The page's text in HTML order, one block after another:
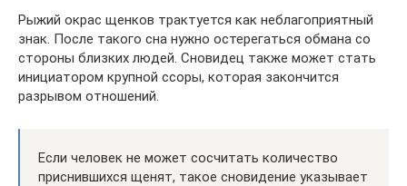
Рыжий окрас щенков трактуется как неблагоприятный
знак. После такого сна нужно остерегаться обмана со
стороны близких людей. Сновидец также может стать
инициатором крупной ссоры, которая закончится
разрывом отношений.
Если человек не может сосчитать количество
приснившихся щенят, такое сновидение указывает